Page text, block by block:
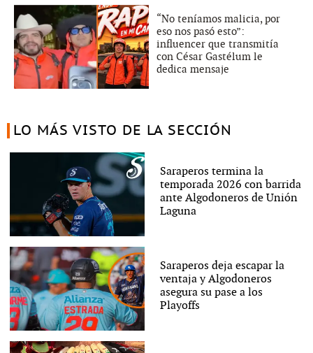
“No teníamos malicia, por
eso nos pasó esto”:
influencer que transmitía
con César Gastélum le
dedica mensaje
LO MÁS VISTO DE LA SECCIÓN
Saraperos termina la
temporada 2026 con barrida
ante Algodoneros de Unión
Laguna
Saraperos deja escapar la
ventaja y Algodoneros
asegura su pase a los
Playoffs